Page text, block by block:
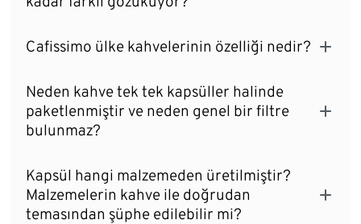
Cafissimo ülke kahvelerinin özelliği nedir?
Neden kahve tek tek kapsüller halinde
paketlenmiştir ve neden genel bir filtre
bulunmaz?
Kapsül hangi malzemeden üretilmiştir?
Malzemelerin kahve ile doğrudan
temasından şüphe edilebilir mi?